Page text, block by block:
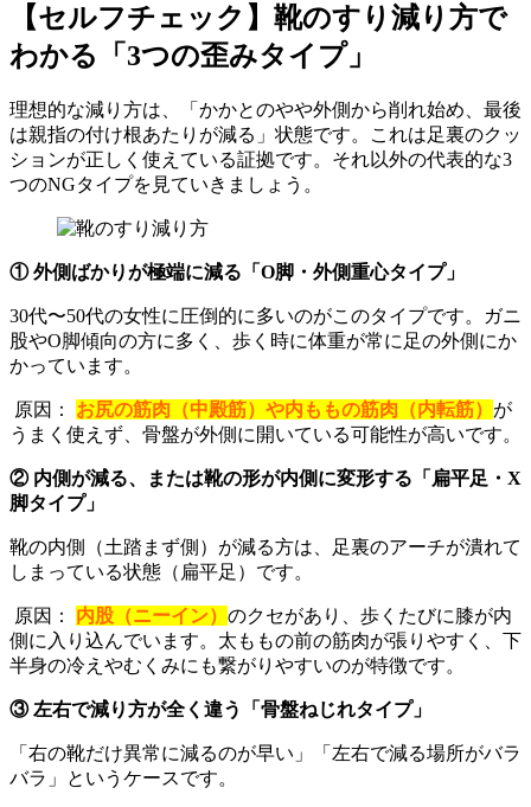
【セルフチェック】靴のすり減り方で
わかる「3つの歪みタイプ」
理想的な減り方は、「かかとのやや外側から削れ始め、最後
は親指の付け根あたりが減る」状態です。これは足裏のクッ
ションが正しく使えている証拠です。それ以外の代表的な3
つのNGタイプを見ていきましょう。
① 外側ばかりが極端に減る「O脚・外側重心タイプ」
30代〜50代の女性に圧倒的に多いのがこのタイプです。ガニ
股やO脚傾向の方に多く、歩く時に体重が常に足の外側にか
かっています。
原因： お尻の筋肉（中殿筋）や内ももの筋肉（内転筋） が
うまく使えず、骨盤が外側に開いている可能性が高いです。
② 内側が減る、または靴の形が内側に変形する「扁平足・X
脚タイプ」
靴の内側（土踏まず側）が減る方は、足裏のアーチが潰れて
しまっている状態（扁平足）です。
原因： 内股（ニーイン） のクセがあり、歩くたびに膝が内
側に入り込んでいます。太ももの前の筋肉が張りやすく、下
半身の冷えやむくみにも繋がりやすいのが特徴です。
③ 左右で減り方が全く違う「骨盤ねじれタイプ」
「右の靴だけ異常に減るのが早い」「左右で減る場所がバラ
バラ」というケースです。